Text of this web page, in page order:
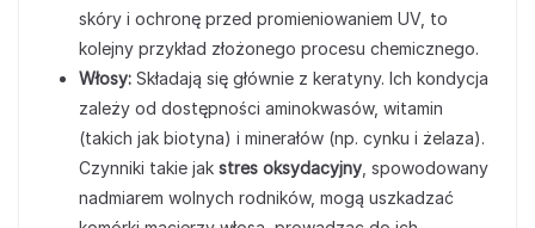
skóry i ochronę przed promieniowaniem UV, to
kolejny przykład złożonego procesu chemicznego.
Włosy: Składają się głównie z keratyny. Ich kondycja
zależy od dostępności aminokwasów, witamin
(takich jak biotyna) i minerałów (np. cynku i żelaza).
Czynniki takie jak stres oksydacyjny , spowodowany
nadmiarem wolnych rodników, mogą uszkadzać